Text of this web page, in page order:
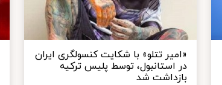
«امیر تتلو» با شکایت کنسولگری ایران
در استانبول، توسط پلیس ترکیه
بازداشت شد